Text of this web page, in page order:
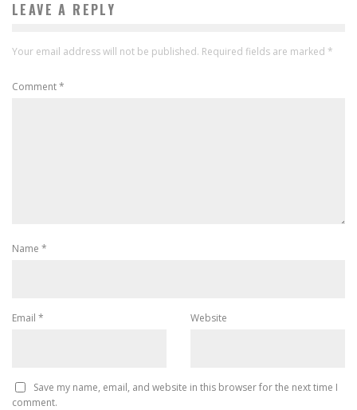
LEAVE A REPLY
Your email address will not be published. Required fields are marked *
Comment*
Name *
Email * Website
Save my name, email, and website in this browser for the next time I
comment.